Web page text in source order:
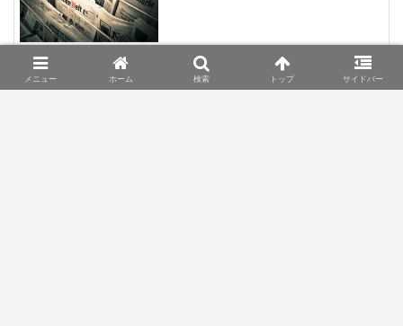
2016.12.23
メニュー ホーム 検索 トップ サイドバー